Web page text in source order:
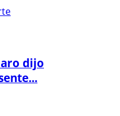
dijo